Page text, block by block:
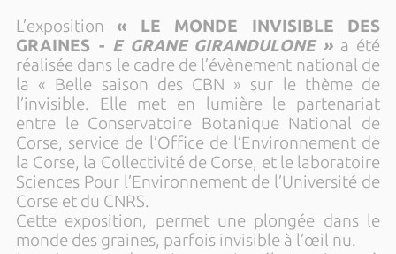
L’exposition« LE MONDE INVISIBLE DES
GRAINES - E GRANE GIRANDULONE » a été
réalisée dans le cadre de l’évènement national de
la « Belle saison des CBN » sur le thème de
l’invisible. Elle met en lumière le partenariat
entre le Conservatoire Botanique National de
Corse, service de l’Office de l’Environnement de
la Corse, la Collectivité de Corse, et le laboratoire
Sciences Pour l’Environnement de l’Université de
Corse et du CNRS.
Cette exposition, permet une plongée dans le
monde des graines, parfois invisible à l’œil nu.